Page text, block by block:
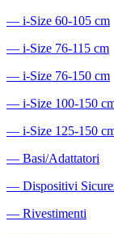
― i-Size 60-105 cm
― i-Size 76-115 cm
― i-Size 76-150 cm
― i-Size 100-150
― i-Size 125-150
― Basi/Adattatori
― Dispositivi
― Rivestimenti